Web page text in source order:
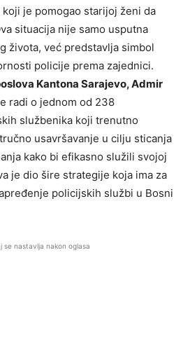
je pomogao starijoj ženi da
situacija nije samo usputna
života, već predstavlja simbol
policije prema zajednici.
Kantona Sarajevo, Admir
radi o jednom od 238
službenika koji trenutno
usavršavanje u cilju sticanja
kako bi efikasno služili svojoj
je dio šire strategije koja ima za
policijskih službi u Bosni
se nastavlja nakon oglasa